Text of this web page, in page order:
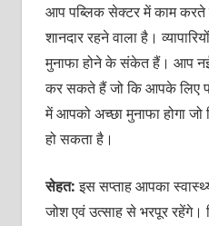
आप पब्लिक सेक्‍टर में काम करते
शानदार रहने वाला है।
मुनाफा होने के संकेत हैं। आप नई
कर सकते हैं जो कि आपके लिए
में आपको अच्‍छा मुनाफा होगा
हो सकता है।
सेहत:इस सप्‍ताह आपका
जोश एवं उत्‍साह से भरपूर रहेंगे।